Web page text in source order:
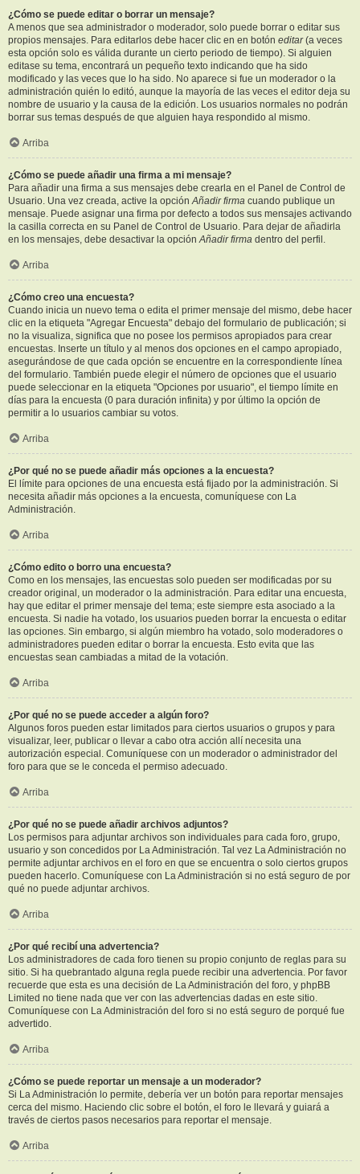
¿Cómo se puede editar o borrar un mensaje?
A menos que sea administrador o moderador, solo puede borrar o editar sus
propios mensajes. Para editarlos debe hacer clic en en botón editar(a veces
esta opción solo es válida durante un cierto periodo de tiempo). Si alguien
editase su tema, encontrará un pequeño texto indicando que ha sido
modificado y las veces que lo ha sido. No aparece si fue un moderador o la
administración quién lo editó, aunque la mayoría de las veces el editor deja su
nombre de usuario y la causa de la edición. Los usuarios normales no podrán
borrar sus temas después de que alguien haya respondido al mismo.
Arriba
¿Cómo se puede añadir una firma a mi mensaje?
Para añadir una firma a sus mensajes debe crearla en el Panel de Control de
Usuario. Una vez creada, active la opciónAñadir firma cuando publique un
mensaje. Puede asignar una firma por defecto a todos sus mensajes activando
la casilla correcta en su Panel de Control de Usuario. Para dejar de añadirla
en los mensajes, debe desactivar la opciónAñadir firma dentro del perfil.
Arriba
¿Cómo creo una encuesta?
Cuando inicia un nuevo tema o edita el primer mensaje del mismo, debe hacer
clic en la etiqueta "Agregar Encuesta" debajo del formulario de publicación; si
no la visualiza, significa que no posee los permisos apropiados para crear
encuestas. Inserte un título y al menos dos opciones en el campo apropiado,
asegurándose de que cada opción se encuentre en la correspondiente línea
del formulario. También puede elegir el número de opciones que el usuario
puede seleccionar en la etiqueta "Opciones por usuario", el tiempo límite en
días para la encuesta (0 para duración infinita) y por último la opción de
permitir a lo usuarios cambiar su votos.
Arriba
¿Por qué no se puede añadir más opciones a la encuesta?
El límite para opciones de una encuesta está fijado por la administración. Si
necesita añadir más opciones a la encuesta, comuníquese con La
Administración.
Arriba
¿Cómo edito o borro una encuesta?
Como en los mensajes, las encuestas solo pueden ser modificadas por su
creador original, un moderador o la administración. Para editar una encuesta,
hay que editar el primer mensaje del tema; este siempre esta asociado a la
encuesta. Si nadie ha votado, los usuarios pueden borrar la encuesta o editar
las opciones. Sin embargo, si algún miembro ha votado, solo moderadores o
administradores pueden editar o borrar la encuesta. Esto evita que las
encuestas sean cambiadas a mitad de la votación.
Arriba
¿Por qué no se puede acceder a algún foro?
Algunos foros pueden estar limitados para ciertos usuarios o grupos y para
visualizar, leer, publicar o llevar a cabo otra acción allí necesita una
autorización especial. Comuníquese con un moderador o administrador del
foro para que se le conceda el permiso adecuado.
Arriba
¿Por qué no se puede añadir archivos adjuntos?
Los permisos para adjuntar archivos son individuales para cada foro, grupo,
usuario y son concedidos por La Administración. Tal vez La Administración no
permite adjuntar archivos en el foro en que se encuentra o solo ciertos grupos
pueden hacerlo. Comuníquese con La Administración si no está seguro de por
qué no puede adjuntar archivos.
Arriba
¿Por qué recibí una advertencia?
Los administradores de cada foro tienen su propio conjunto de reglas para su
sitio. Si ha quebrantado alguna regla puede recibir una advertencia. Por favor
recuerde que esta es una decisión de La Administración del foro, y phpBB
Limited no tiene nada que ver con las advertencias dadas en este sitio.
Comuníquese con La Administración del foro si no está seguro de porqué fue
advertido.
Arriba
¿Cómo se puede reportar un mensaje a un moderador?
Si La Administración lo permite, debería ver un botón para reportar mensajes
cerca del mismo. Haciendo clic sobre el botón, el foro le llevará y guiará a
través de ciertos pasos necesarios para reportar el mensaje.
Arriba